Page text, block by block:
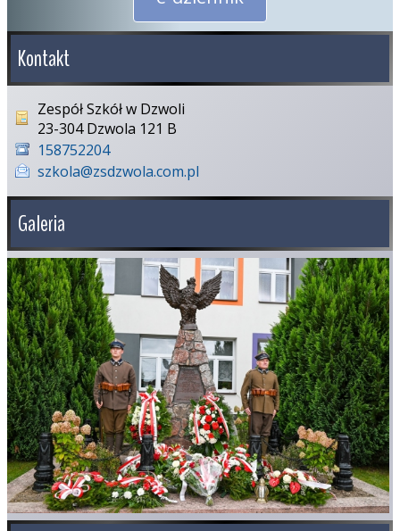
Kontakt
Zespół Szkół w Dzwoli
23-304 Dzwola 121 B
158752204
szkola@zsdzwola.com.pl
Galeria